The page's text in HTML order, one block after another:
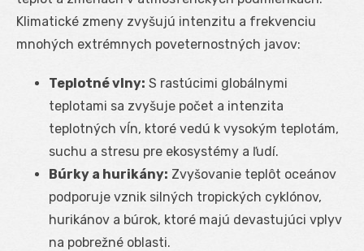
Klimatické zmeny zvyšujú intenzitu a frekvenciu
mnohých extrémnych poveternostných javov:
Teplotné vlny: S rastúcimi globálnymi
teplotami sa zvyšuje počet a intenzita
teplotných vĺn, ktoré vedú k vysokým teplotám,
suchu a stresu pre ekosystémy a ľudí.
Búrky a hurikány: Zvyšovanie teplôt oceánov
podporuje vznik silných tropických cyklónov,
hurikánov a búrok, ktoré majú devastujúci vplyv
na pobrežné oblasti.